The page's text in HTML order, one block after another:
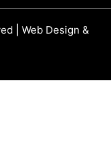
| Web Design &